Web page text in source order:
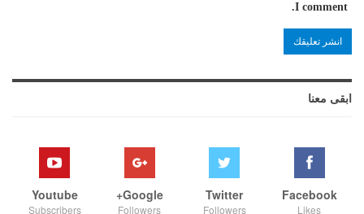
I comment.
ابقى معنا
Facebook
Likes
Twitter
Followers
Google+
Followers
Youtube
Subscribers